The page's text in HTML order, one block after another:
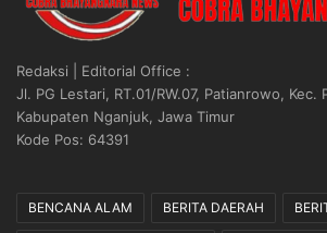
Redaksi | Editorial Office :
Jl. PG Lestari, RT.01/RW.07, Patianrowo, Kec.
Kabupaten Nganjuk, Jawa Timur
Kode Pos: 64391
BENCANA ALAM BERITA DAERAH